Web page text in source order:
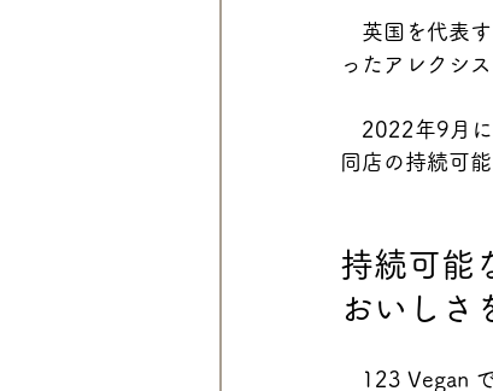
英国を代表す
ったアレクシ
2022年9月に
同店の持続可
持続可能
おいしさ
123 Vegan で